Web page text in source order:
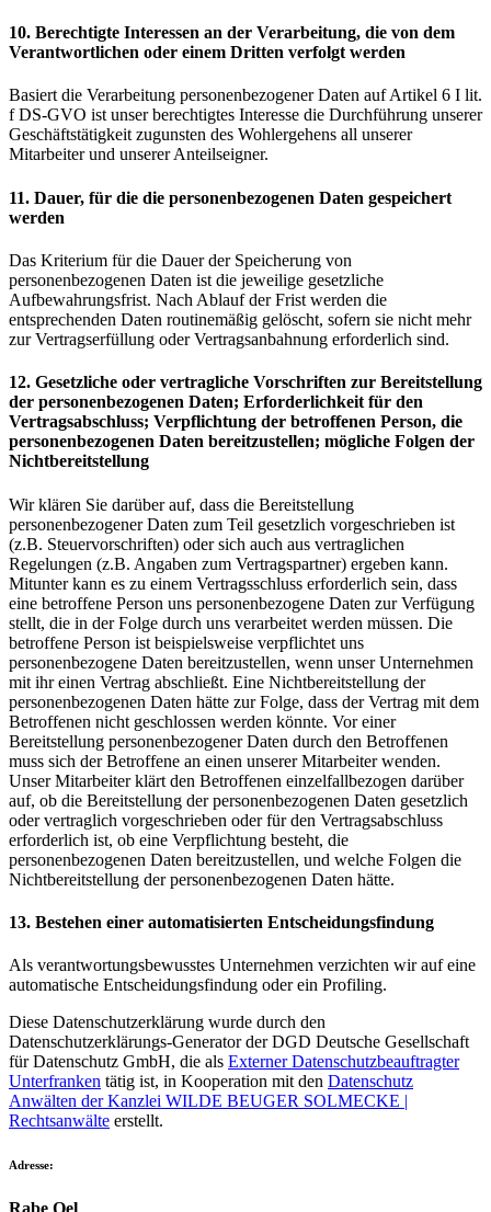
10. Berechtigte Interessen an der Verarbeitung, die von dem
Verantwortlichen oder einem Dritten verfolgt werden
Basiert die Verarbeitung personenbezogener Daten auf Artikel 6 I lit.
f DS-GVO ist unser berechtigtes Interesse die Durchführung unserer
Geschäftstätigkeit zugunsten des Wohlergehens all unserer
Mitarbeiter und unserer Anteilseigner.
11. Dauer, für die die personenbezogenen Daten gespeichert
werden
Das Kriterium für die Dauer der Speicherung von
personenbezogenen Daten ist die jeweilige gesetzliche
Aufbewahrungsfrist. Nach Ablauf der Frist werden die
entsprechenden Daten routinemäßig gelöscht, sofern sie nicht mehr
zur Vertragserfüllung oder Vertragsanbahnung erforderlich sind.
12. Gesetzliche oder vertragliche Vorschriften zur Bereitstellung
der personenbezogenen Daten; Erforderlichkeit für den
Vertragsabschluss; Verpflichtung der betroffenen Person, die
personenbezogenen Daten bereitzustellen; mögliche Folgen der
Nichtbereitstellung
Wir klären Sie darüber auf, dass die Bereitstellung
personenbezogener Daten zum Teil gesetzlich vorgeschrieben ist
(z.B. Steuervorschriften) oder sich auch aus vertraglichen
Regelungen (z.B. Angaben zum Vertragspartner) ergeben kann.
Mitunter kann es zu einem Vertragsschluss erforderlich sein, dass
eine betroffene Person uns personenbezogene Daten zur Verfügung
stellt, die in der Folge durch uns verarbeitet werden müssen. Die
betroffene Person ist beispielsweise verpflichtet uns
personenbezogene Daten bereitzustellen, wenn unser Unternehmen
mit ihr einen Vertrag abschließt. Eine Nichtbereitstellung der
personenbezogenen Daten hätte zur Folge, dass der Vertrag mit dem
Betroffenen nicht geschlossen werden könnte. Vor einer
Bereitstellung personenbezogener Daten durch den Betroffenen
muss sich der Betroffene an einen unserer Mitarbeiter wenden.
Unser Mitarbeiter klärt den Betroffenen einzelfallbezogen darüber
auf, ob die Bereitstellung der personenbezogenen Daten gesetzlich
oder vertraglich vorgeschrieben oder für den Vertragsabschluss
erforderlich ist, ob eine Verpflichtung besteht, die
personenbezogenen Daten bereitzustellen, und welche Folgen die
Nichtbereitstellung der personenbezogenen Daten hätte.
13. Bestehen einer automatisierten Entscheidungsfindung
Als verantwortungsbewusstes Unternehmen verzichten wir auf eine
automatische Entscheidungsfindung oder ein Profiling.
Diese Datenschutzerklärung wurde durch den
Datenschutzerklärungs-Generator der DGD Deutsche Gesellschaft
für Datenschutz GmbH, die als Externer Datenschutzbeauftragter
Unterfranken tätig ist, in Kooperation mit den Datenschutz
Anwälten der Kanzlei WILDE BEUGER SOLMECKE |
Rechtsanwälte erstellt.
Adresse:
Rabe Oel